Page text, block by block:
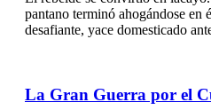
pantano terminó ahogándose en
desafiante, yace domesticado
La Gran Guerra por el